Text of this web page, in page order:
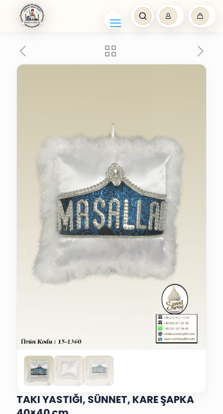
TAKI YASTIĞI, SÜNNET, KARE ŞAPKA